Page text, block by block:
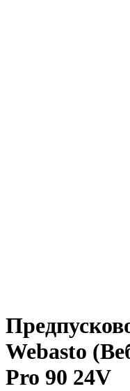
Webasto
Pro 90 24V